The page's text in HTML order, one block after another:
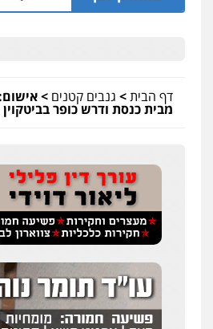
דף הבית> גנבים קטנים >
מבית כנסת ודרש כופר
עו"ד איהאב
0505216700
אייל בן שושן,
פלילי מעצרים
נוער רישום פלילי
עו"ד שלומי שרון
פלילי צבאי מעצרים